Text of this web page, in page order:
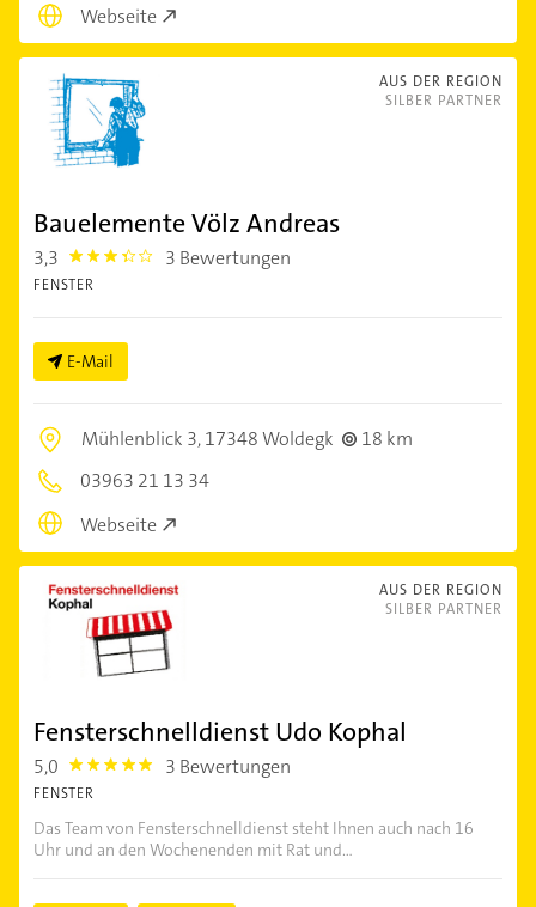
Webseite
AUS DER REGION
SILBER PARTNER
Bauelemente Völz Andreas
3,3 3.3 3 Bewertungen
FENSTER
E-Mail
Mühlenblick 3,17348 Woldegk
18 km
03963 21 13 34
Webseite
AUS DER REGION
SILBER PARTNER
Fensterschnelldienst Udo Kophal
5,0 5.0 3 Bewertungen
FENSTER
Das Team von Fensterschnelldienst steht Ihnen auch nach 16
Uhr und an den Wochenenden mit Rat und...